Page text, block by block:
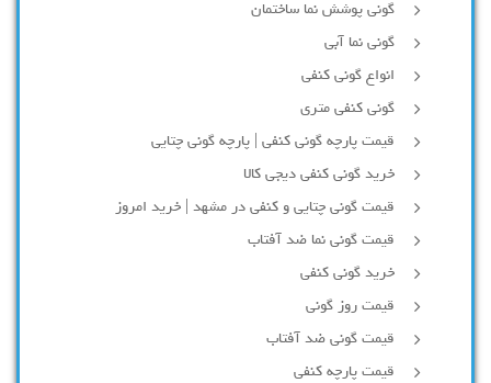
گونی پوشش نما ساختمان
گونی نما آبی
انواع گونی کنفی
گونی کنفی متری
قیمت پارچه گونی کنفی | پارچه گونی چتایی
خرید گونی کنفی دیجی کالا
قیمت گونی چتایی و کنفی در مشهد | خرید امروز
قیمت گونی نما ضد آفتاب
خرید گونی کنفی
قیمت روز گونی
قیمت گونی ضد آفتاب
قیمت پارچه کنفی